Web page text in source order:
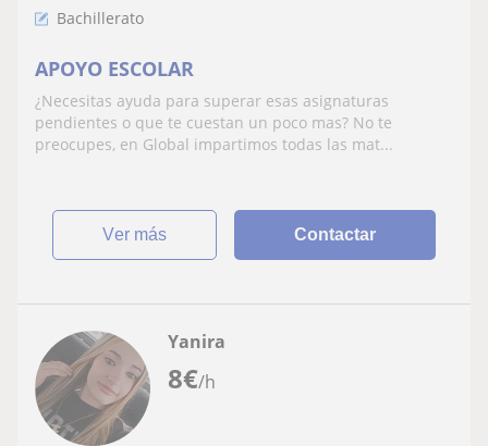
Bachillerato
APOYO ESCOLAR
¿Necesitas ayuda para superar esas asignaturas
pendientes o que te cuestan un poco mas? No te
preocupes, en Global impartimos todas las mat...
ver más Contactar
8€/h
Yanira